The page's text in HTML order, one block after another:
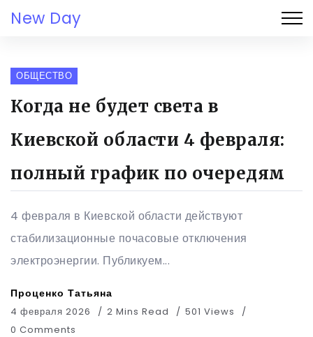
New Day
ОБЩЕСТВО
Когда не будет света в
Киевской области 4 февраля:
полный график по очередям
4 февраля в Киевской области действуют
стабилизационные почасовые отключения
электроэнергии. Публикуем...
Проценко Татьяна
4 февраля 2026 2 Mins Read
501 Views
0 Comments